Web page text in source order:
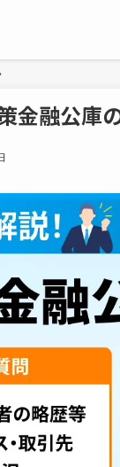
金融公庫